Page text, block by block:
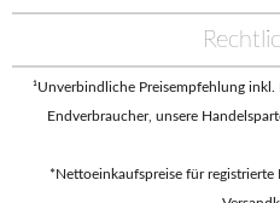
¹Unverbindliche Preisempfehlung
Endverbraucher, unsere
*Nettoeinkaufspreise für registrierte